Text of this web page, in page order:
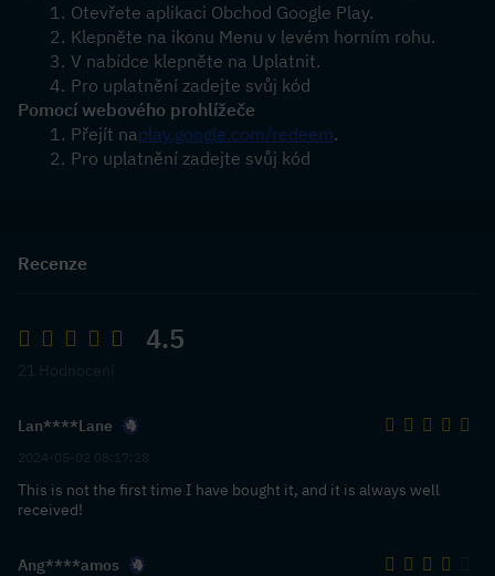
Otevřete aplikaci Obchod Google Play.
Klepněte na ikonu Menu v levém horním rohu.
V nabídce klepněte na Uplatnit.
Pro uplatnění zadejte svůj kód
Pomocí webového prohlížeče
Přejít naplay.google.com/redeem.
Pro uplatnění zadejte svůj kód
Recenze
4.5
Lan****Lane
This is not the first time I have bought it, and it is always well
received!
Ang****amos